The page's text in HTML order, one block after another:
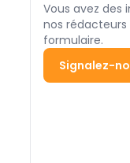
Vous avez
nos
formulaire.
Signalez-